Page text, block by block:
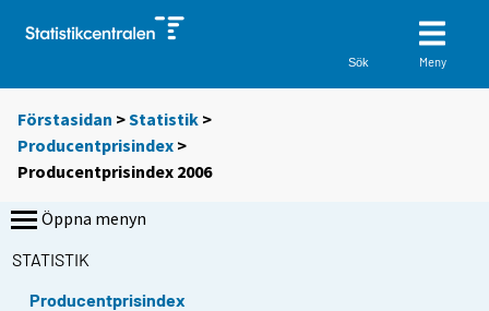
Sök Meny
Förstasidan >Statistik >
Producentprisindex >
Producentprisindex 2006
Öppna menyn
STATISTIK
Producentprisindex